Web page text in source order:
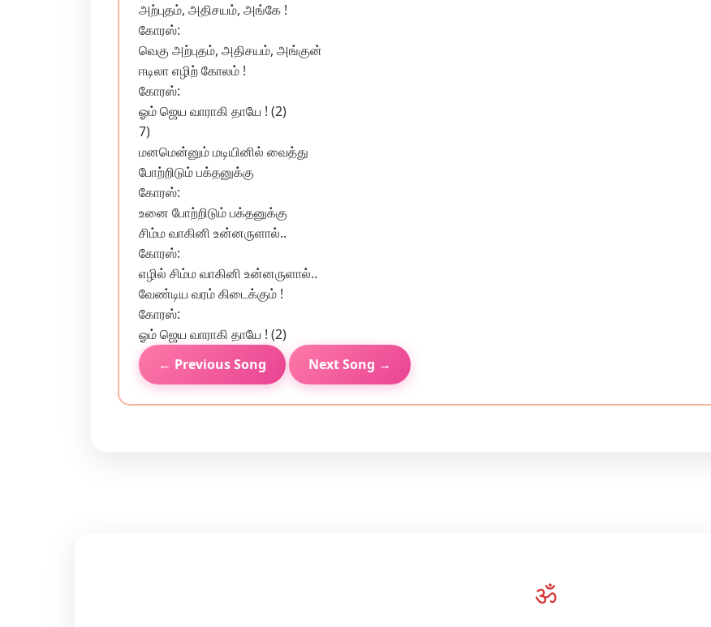
அற்புதம், அதிசயம், அங்கே !
கோரஸ்:
வெகு அற்புதம், அதிசயம், அங்குன்
ஈடிலா எழிற் கோலம் !
கோரஸ்:
ஓம் ஜெய வாராகி தாயே ! (2)
7)
மனமென்னும் மடியினில் வைத்து
போற்றிடும் பக்தனுக்கு
கோரஸ்:
உனை போற்றிடும் பக்தனுக்கு
சிம்ம வாகினி உன்னருளால்..
கோரஸ்:
எழில் சிம்ம வாகினி உன்னருளால்..
வேண்டிய வரம் கிடைக்கும் !
கோரஸ்:
ஓம் ஜெய வாராகி தாயே ! (2)
← Previous Song
Next Song →
ॐ